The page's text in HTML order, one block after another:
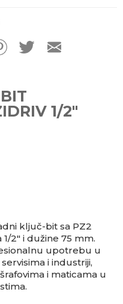
1/2"
ključ-bit sa PZ2
2" i dužine 75 mm.
upotrebu u
i industriji,
i maticama u